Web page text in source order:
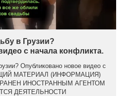
в Грузии?
с начала конфликта.
Опубликовано новое видео с
МАТЕРИАЛ (ИНФОРМАЦИЯ)
ИНОСТРАННЫМ АГЕНТОМ
ДЕЯТЕЛЬНОСТИ